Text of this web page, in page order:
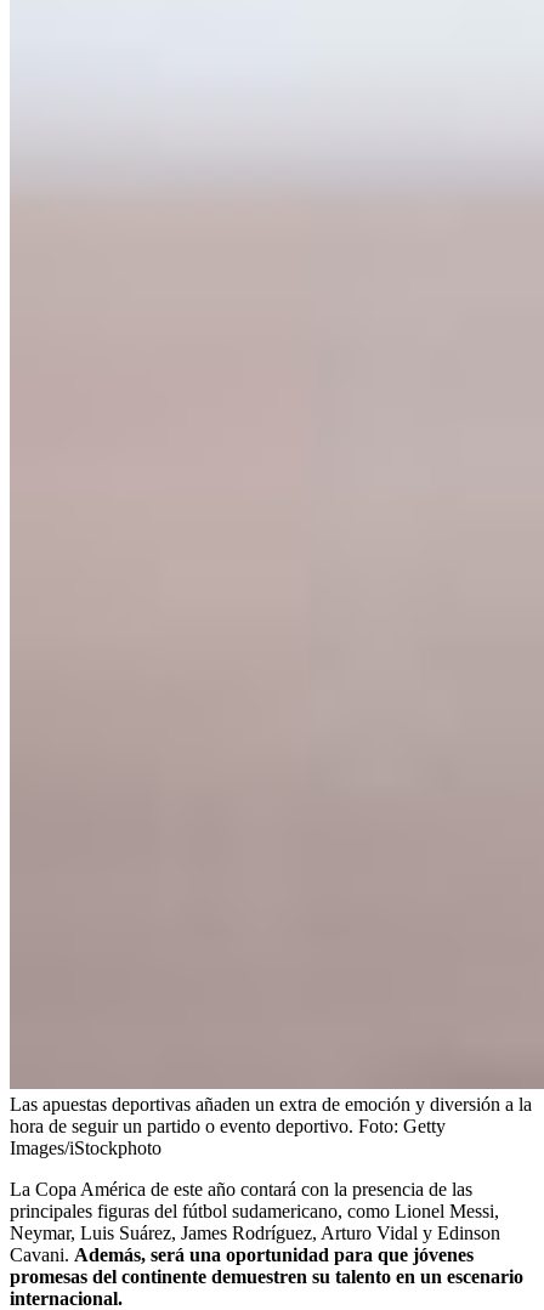
Las apuestas deportivas añaden un extra de emoción y diversión a la
hora de seguir un partido o evento deportivo. Foto: Getty
Images/iStockphoto
La Copa América de este año contará con la presencia de las
principales figuras del fútbol sudamericano, como Lionel Messi,
Neymar, Luis Suárez, James Rodríguez, Arturo Vidal y Edinson
Cavani. Además, será una oportunidad para que jóvenes
promesas del continente demuestren su talento en un escenario
internacional.